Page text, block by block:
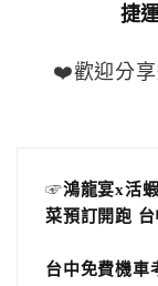
捷
❤️歡迎分享
☞鴻龍宴x活
菜預訂開跑
台中免費機車